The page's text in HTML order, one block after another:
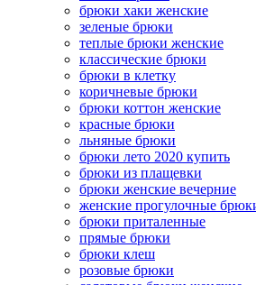
брюки хаки женские
зеленые брюки
теплые брюки женские
классические брюки
брюки в клетку
коричневые брюки
брюки коттон женские
красные брюки
льняные брюки
брюки лето 2020 купить
брюки из плащевки
брюки женские вечерние
женские прогулочные
брюки приталенные
прямые брюки
брюки клеш
розовые брюки